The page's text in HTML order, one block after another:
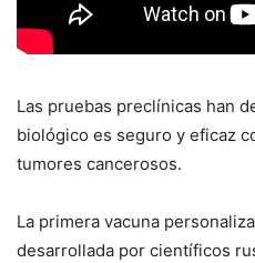
Las pruebas preclínicas han
biológico es seguro y eficaz
tumores cancerosos.
La primera vacuna
desarrollada por científicos